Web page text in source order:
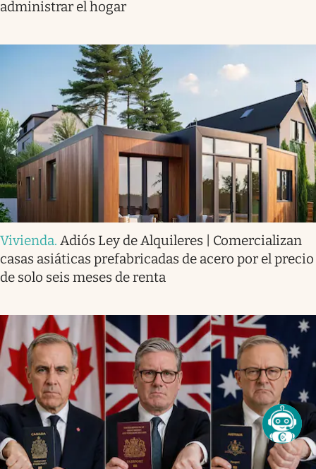
administrar el hogar
Vivienda. Adiós Ley de Alquileres | Comercializan
casas asiáticas prefabricadas de acero por el precio
de solo seis meses de renta